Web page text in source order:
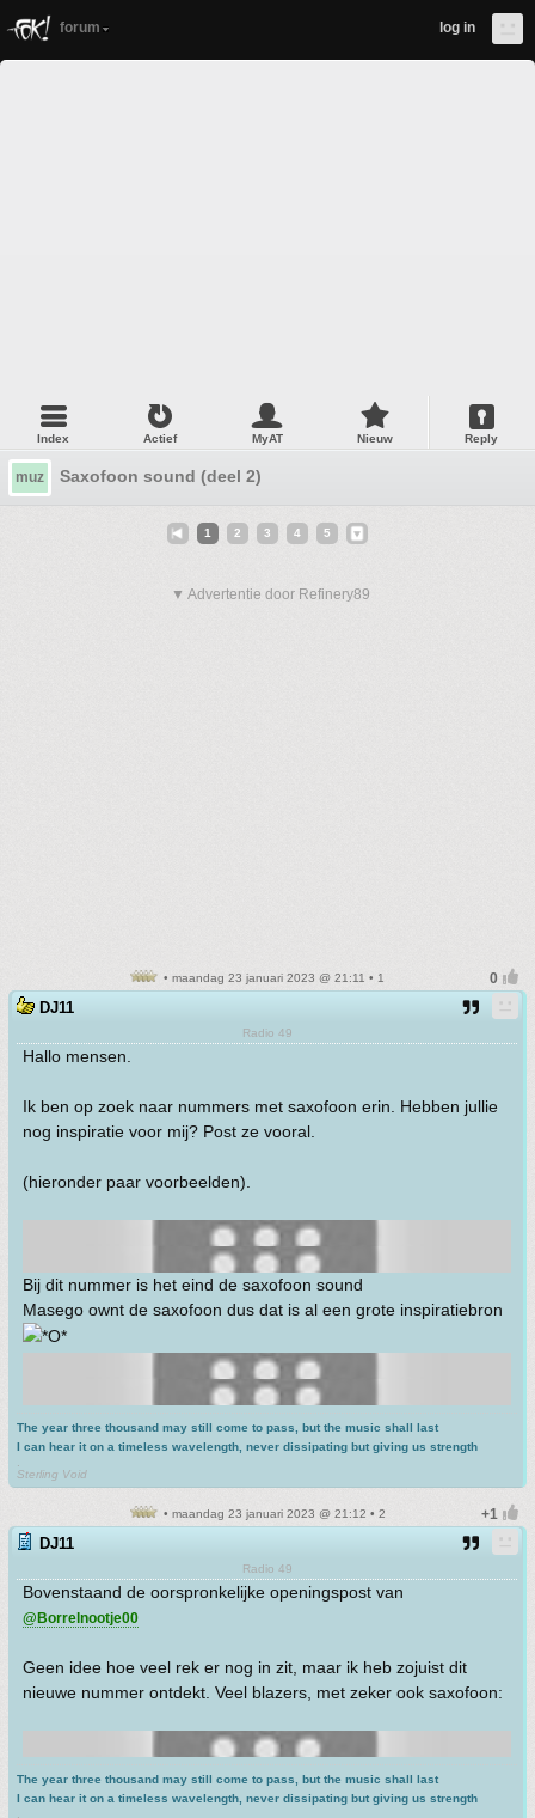
forum log in
Index Actief MyAT Nieuw Reply
muz Saxofoon sound (deel 2)
1 2 3 4 5
▼ Advertentie door Refinery89
• maandag 23 januari 2023 @ 21:11 • 1
DJ11
Radio 49
Hallo mensen.
Ik ben op zoek naar nummers met saxofoon erin. Hebben jullie
nog inspiratie voor mij? Post ze vooral.
(hieronder paar voorbeelden).
Bij dit nummer is het eind de saxofoon sound
Masego ownt de saxofoon dus dat is al een grote inspiratiebron
The year three thousand may still come to pass, but the music shall last
I can hear it on a timeless wavelength, never dissipating but giving us strength
Sterling Void
• maandag 23 januari 2023 @ 21:12 • 2
DJ11
Radio 49
Bovenstaand de oorspronkelijke openingspost van
@Borrelnootje00
Geen idee hoe veel rek er nog in zit, maar ik heb zojuist dit
nieuwe nummer ontdekt. Veel blazers, met zeker ook saxofoon:
The year three thousand may still come to pass, but the music shall last
I can hear it on a timeless wavelength, never dissipating but giving us strength